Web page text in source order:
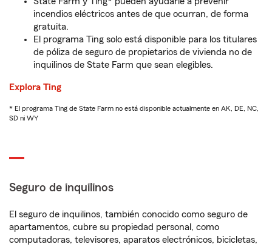
incendios eléctricos antes de que ocurran, de forma
gratuita.
El programa Ting solo está disponible para los titulares
de póliza de seguro de propietarios de vivienda no de
inquilinos de State Farm que sean elegibles.
Explora Ting
* El programa Ting de State Farm no está disponible actualmente en AK, DE, NC,
SD ni WY
Seguro de inquilinos
El seguro de inquilinos, también conocido como seguro de
apartamentos, cubre su propiedad personal, como
computadoras, televisores, aparatos electrónicos, bicicletas,